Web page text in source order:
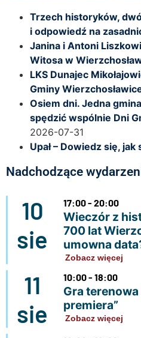
Trzech historyków,
i odpowiedź na
Janina i Antoni
Witosa w
LKS Dunajec
Gminy
Osiem dni. Jedna
spędzić wspólnie Dni
2026-07-31
Upał – Dowiedz się,
Nadchodzące
10
sie
17:00 - 20:00
Wieczór z
700 lat
umowna
Zobacz więcej
11
sie
10:00 - 18:00
Gra
premiera”
Zobacz więcej